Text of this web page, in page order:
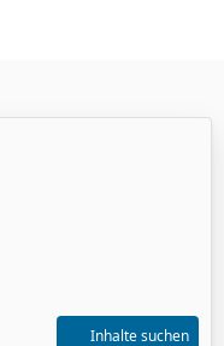
Inhalte suchen